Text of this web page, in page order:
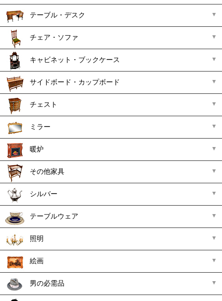
テーブル・デスク
チェア・ソファ
キャビネット・ブックケース
サイドボード・カップボード
チェスト
ミラー
暖炉
その他家具
シルバー
テーブルウェア
照明
絵画
男の必需品